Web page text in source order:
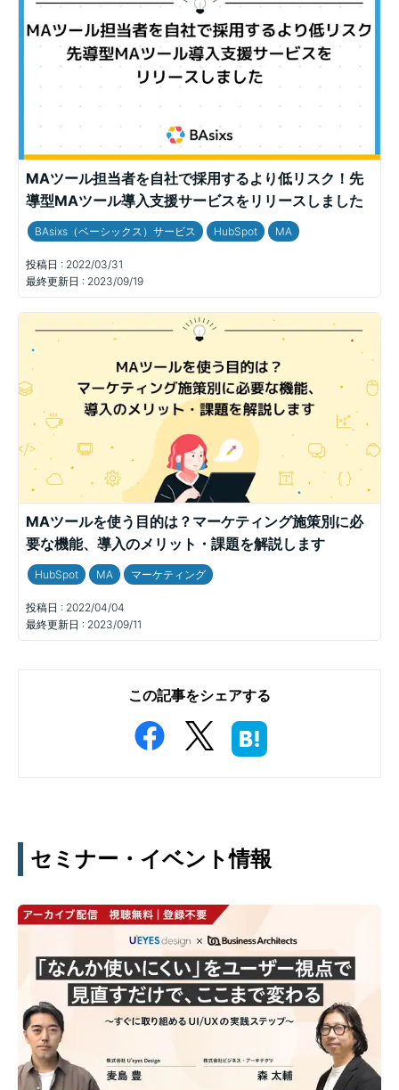
MAツール担当者を自社で採用するより低リスク！先
導型MAツール導入支援サービスをリリースしました
BAsixs（ベーシックス）サービス HubSpot MA
投稿日 : 2022/03/31
最終更新日 : 2023/09/19
MAツールを使う目的は？マーケティング施策別に必
要な機能、導入のメリット・課題を解説します
HubSpot MA マーケティング
投稿日 : 2022/04/04
最終更新日 : 2023/09/11
この記事をシェアする
セミナー・イベント情報